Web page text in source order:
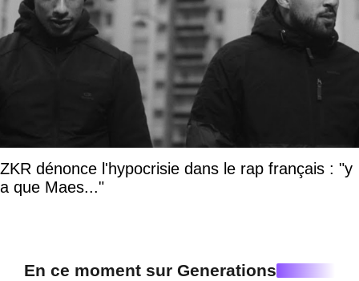
ZKR dénonce l'hypocrisie dans le rap français : "y
a que Maes..."
En ce moment sur Generations